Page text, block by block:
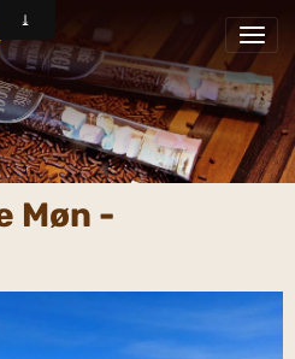
Møn -